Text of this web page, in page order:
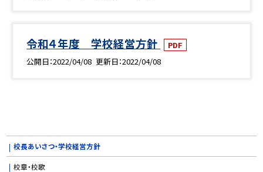
令和４年度 学校経営方針
PDF
公開日 2022/04/08 更新日 2022/04/08
校長あいさつ・学校経営方針
校章・校歌